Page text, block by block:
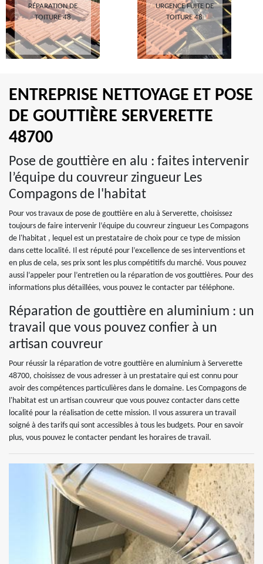
RÉPARATION DE
TOITURE 48
URGENCE FUITE DE
TOITURE 48
ENTREPRISE NETTOYAGE ET POSE
DE GOUTTIÈRE SERVERETTE
48700
Pose de gouttière en alu : faites intervenir
l’équipe du couvreur zingueur Les
Compagons de l'habitat
Pour vos travaux de pose de gouttière en alu à Serverette, choisissez
toujours de faire intervenir l’équipe du couvreur zingueur Les Compagons
de l'habitat , lequel est un prestataire de choix pour ce type de mission
dans cette localité. Il est réputé pour l’excellence de ses interventions et
en plus de cela, ses prix sont les plus compétitifs du marché. Vous pouvez
aussi l’appeler pour l’entretien ou la réparation de vos gouttières. Pour des
informations plus détaillées, vous pouvez le contacter par téléphone.
Réparation de gouttière en aluminium : un
travail que vous pouvez confier à un
artisan couvreur
Pour réussir la réparation de votre gouttière en aluminium à Serverette
48700, choisissez de vous adresser à un prestataire qui est connu pour
avoir des compétences particulières dans le domaine. Les Compagons de
l'habitat est un artisan couvreur que vous pouvez contacter dans cette
localité pour la réalisation de cette mission. Il vous assurera un travail
soigné à des tarifs qui sont accessibles à tous les budgets. Pour en savoir
plus, vous pouvez le contacter pendant les horaires de travail.